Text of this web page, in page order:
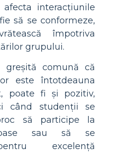
afecta interacțiunile
să se conformeze,
împotriva
grupului.
greșită comună că
este întotdeauna
poate fi și pozitiv,
când studenții se
să participe la
sau să se
excelență